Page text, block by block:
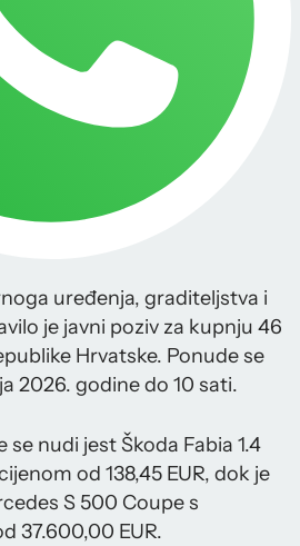
uređenja, graditeljstva i
je javni poziv za kupnju 46
Hrvatske. Ponude se
2026. godine do 10 sati.
se nudi jest Škoda Fabia 1.4
od 138,45 EUR, dok je
S 500 Coupe s
37.600,00 EUR.